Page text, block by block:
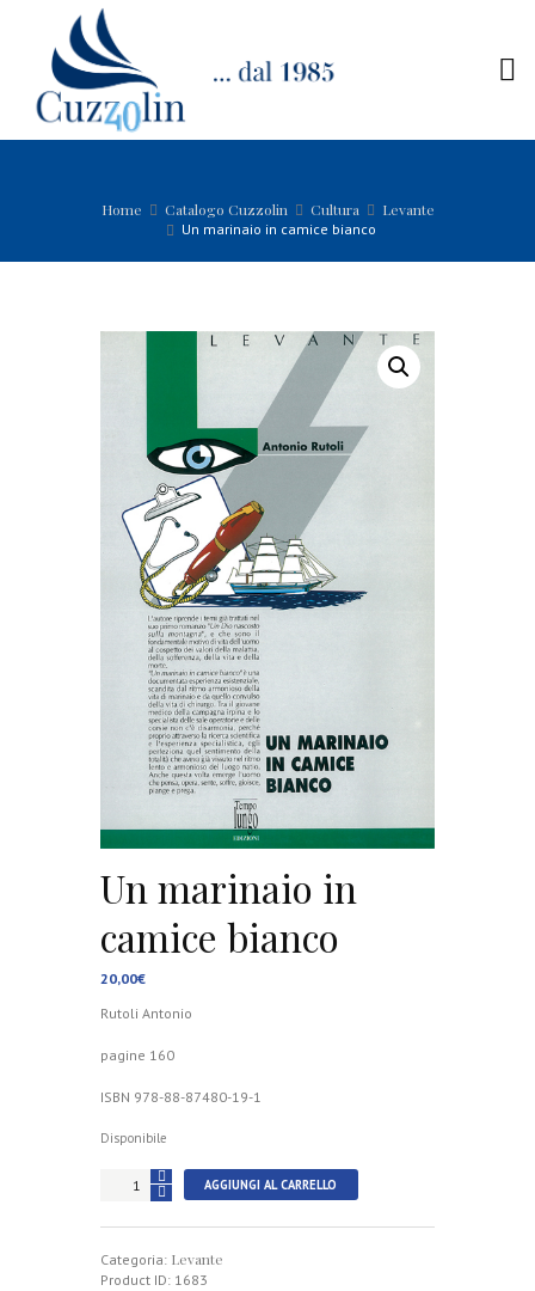
Home Catalogo Cuzzolin Cultura Levante
Un marinaio in camice bianco
Un marinaio in
camice bianco
20,00€
Rutoli Antonio
pagine 160
ISBN 978-88-87480-19-1
Disponibile
marinaio
bianco
quantità
AGGIUNGI AL CARRELLO
Categoria: Levante
Product ID: 1683